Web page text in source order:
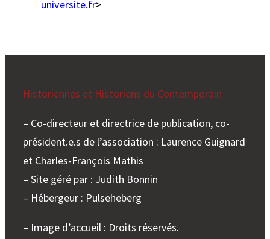
universite.fr>
Historiennes et Historiens du Contemporain
– Co-directeur et directrice de publication, co-
président.e.s de l’association : Laurence Guignard
et Charles-François Mathis
– Site géré par : Judith Bonnin
– Hébergeur : Pulseheberg
– Image d’accueil : Droits réservés.